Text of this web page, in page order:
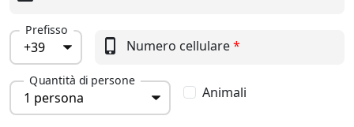
Prefisso
Numero cellulare*
phone_iphone
Quantità di persone
Animali